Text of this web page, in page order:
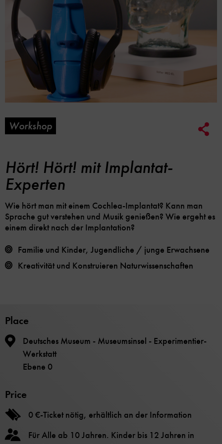
Workshop
Hört! Hört! mit Implantat-
Experten
Wie hört man mit einem Cochlea-Implantat? Kann man
Sprache gut verstehen und Musik genießen? Wie ergeht es
einem direkt nach der Implantation?
Familie und Kinder, Jugendliche / junge Erwachsene
Kreativität und Konstruieren Naturwissenschaften
Place
Deutsches Museum - Museumsinsel - Experimentier-
Werkstatt
Ebene 0
Price
0 €-Ticket nötig, erhältlich an der Information
Für Alle ab 10 Jahren. Kinder bis 12 Jahren in